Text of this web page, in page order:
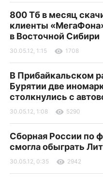
800 Тб в месяц
клиенты
в Восточной Сибири
30.05.12, 1:15 1708
В Прибайкальском
Бурятии две
столкнулись с
30.05.12, 1:08 5290
Сборная России по
смогла обыграть
30.05.12, 0:35 2942